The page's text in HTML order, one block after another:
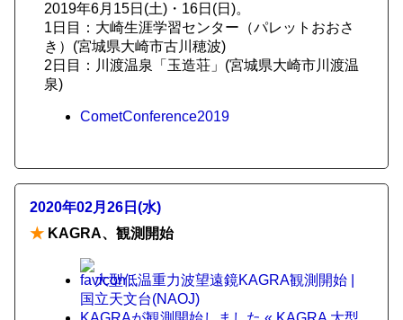
2019年6月15日(土)・16日(日)。
1日目：大崎生涯学習センター（パレットおおさ
き）(宮城県大崎市古川穂波)
2日目：川渡温泉「玉造荘」(宮城県大崎市川渡温
泉)
CometConference2019
2020年02月26日(水)
★ KAGRA、観測開始
大型低温重力波望遠鏡KAGRA観測開始 |
国立天文台(NAOJ)